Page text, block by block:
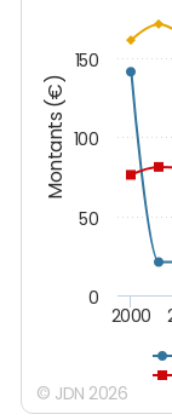
Montants (€)
2000
0
50
100
150
© JDN 2026